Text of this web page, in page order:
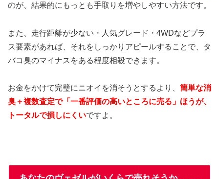
のが、結果的にもっとも手取りを増やしやすい方法です。
また、走行距離が少ない・人気グレード・4WDなどプラ
ス要素があれば、それをしっかりアピールすることで、タ
バコ臭のマイナスをある程度相殺できます。
お金をかけて完璧にニオイを消そうとするより、 簡単な消
臭＋複数査定で「一番評価の高いところに売る」ほうが、
トータルで損しにくいですよ。